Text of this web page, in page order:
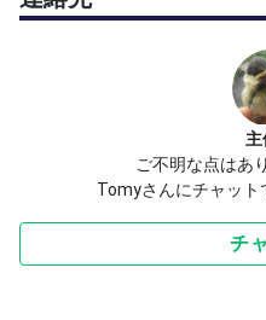
ご不明な点はあ
Tomyさんにチャット
チ